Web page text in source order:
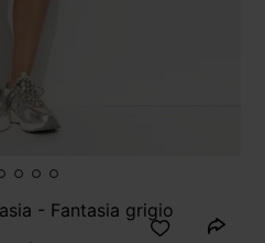
- Fantasia grigio